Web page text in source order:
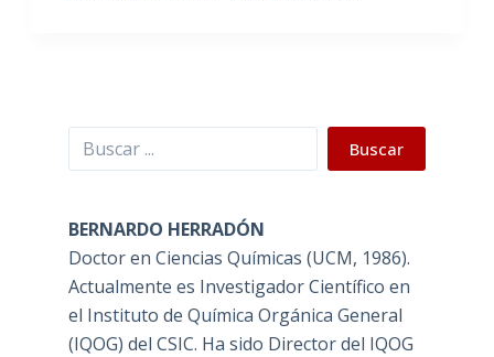
Buscar Buscar
BERNARDO HERRADÓN
Doctor en Ciencias Químicas (UCM, 1986).
Actualmente es Investigador Científico en
el Instituto de Química Orgánica General
(IQOG) del CSIC. Ha sido Director del IQOG